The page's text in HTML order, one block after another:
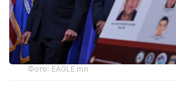
Фото: EAGLE.mn